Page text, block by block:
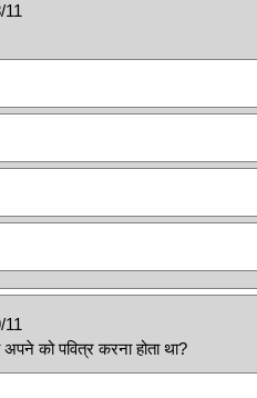
11
11
को पवित्र करना होता था?